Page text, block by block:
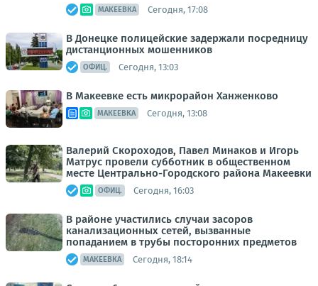
МАКЕЕВКА Сегодня, 17:08
В Донецке полицейские задержали посредницу
дистанционных мошенников
ОФИЦ. Сегодня, 13:03
В Макеевке есть микрорайон Ханженково
МАКЕЕВКА Сегодня, 13:08
Валерий Скороходов, Павел Минаков и Игорь
Матрус провели субботник в общественном
месте Центрально-Городского района Макеевки
ОФИЦ. Сегодня, 16:03
В районе участились случаи засоров
канализационных сетей, вызванные
попаданием в трубы посторонних предметов
МАКЕЕВКА Сегодня, 18:14